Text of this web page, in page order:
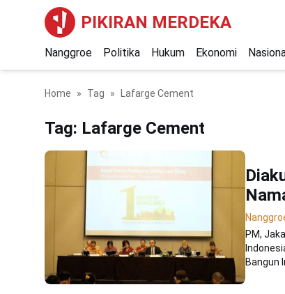
PIKIRAN MERDEKA
Nanggroe Politika Hukum Ekonomi
Home Tag Lafarge Cement
Tag: Lafarge Cement
PM,
Bangun